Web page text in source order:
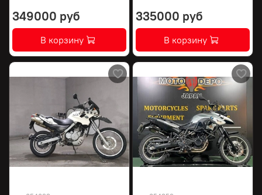
349000 руб
В корзину
335000 руб
В корзину